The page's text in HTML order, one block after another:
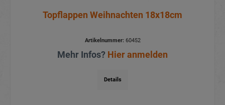
Topflappen Weihnachten 18x18cm
Artikelnummer:60452
Mehr Infos? Hier anmelden
Details